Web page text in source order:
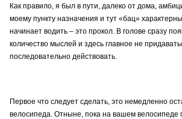
Как правило, я был в пути, далеко от дома,
моему пункту назначения и тут «бац»
начинает водить – это прокол. В голове сразу
количество мыслей и здесь главное не
последовательно действовать.
Первое что следует сделать, это немедленно
велосипеда. Отныне, пока на вашем велосипеде